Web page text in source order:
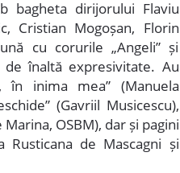
bagheta dirijorului Flaviu
Cristian Mogoșan, Florin
cu corurile „Angeli” și
înaltă expresivitate. Au
în inima mea” (Manuela
(Gavriil Musicescu),
OSBM), dar și pagini
Rusticana de Mascagni și